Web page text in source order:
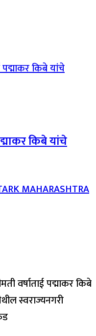
किबे यांचे
MAHARASHTRA
वर्षाताई पद्माकर किबे
स्वराज्यनगरी